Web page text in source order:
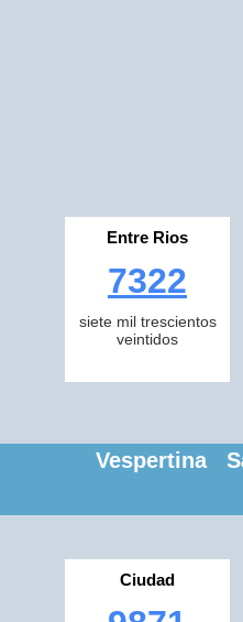
Entre Rios
7322
siete mil trescientos
veintidos
Vespertina
Ciudad